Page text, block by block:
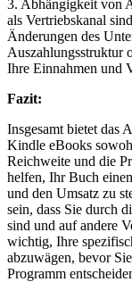
3. Abhängigkeit ‌von
als Vertriebskanal
Änderungen des
Auszahlungsstruktur
Ihre Einnahmen und
Fazit:
Insgesamt bietet das
Kindle eBooks
Reichweite und die
helfen, Ihr Buch
und den Umsatz zu
sein, dass ​Sie durch
sind und⁢ auf andere
wichtig, Ihre
abzuwägen, ⁣bevor
Programm